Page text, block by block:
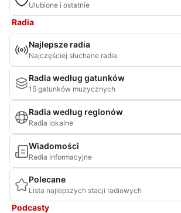
Ulubione i ostatnie
Radia
Najlepsze radia
Najczęściej słuchane radia
Radia według gatunków
15 gatunków muzycznych
Radia według regionów
Radia lokalne
Wiadomości
Radia informacyjne
Polecane
Lista najlepszych stacji radiowych
Podcasty